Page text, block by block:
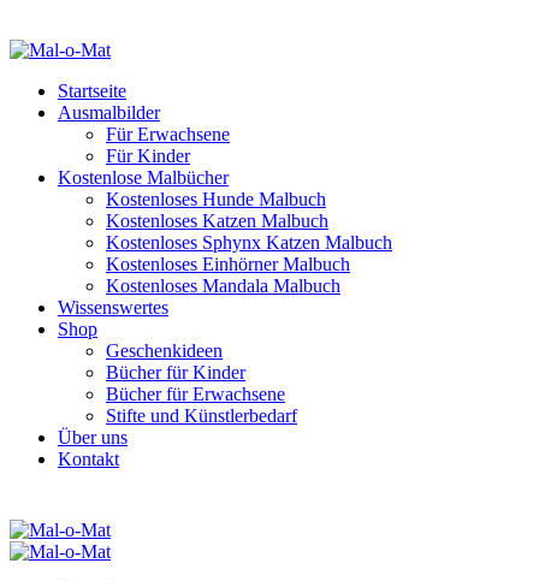
Startseite
Ausmalbilder
Für Erwachsene
Für Kinder
Kostenlose Malbücher
Kostenloses Hunde Malbuch
Kostenloses Katzen Malbuch
Kostenloses Sphynx Katzen Malbuch
Kostenloses Einhörner Malbuch
Kostenloses Mandala Malbuch
Wissenswertes
Shop
Geschenkideen
Bücher für Kinder
Bücher für Erwachsene
Stifte und Künstlerbedarf
Über uns
Kontakt